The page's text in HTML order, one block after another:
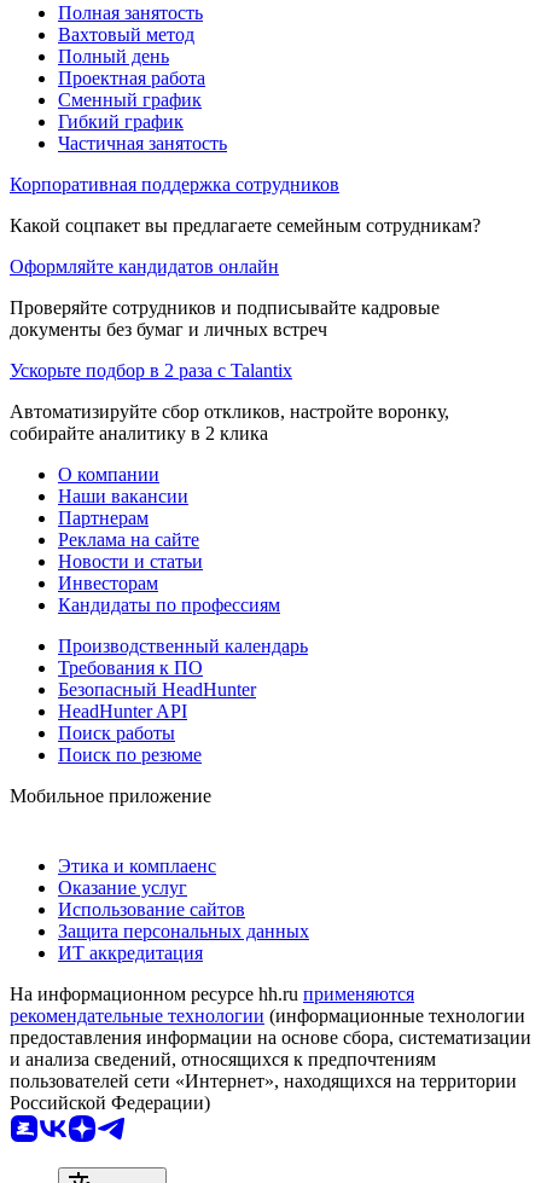
Полная занятость
Вахтовый метод
Полный день
Проектная работа
Сменный график
Гибкий график
Частичная занятость
Корпоративная поддержка сотрудников
Какой соцпакет вы предлагаете семейным сотрудникам?
Оформляйте кандидатов онлайн
Проверяйте сотрудников и подписывайте кадровые
документы без бумаг и личных встреч
Ускорьте подбор в 2 раза с Talantix
Автоматизируйте сбор откликов, настройте воронку,
собирайте аналитику в 2 клика
О компании
Наши вакансии
Партнерам
Реклама на сайте
Новости и статьи
Инвесторам
Кандидаты по профессиям
Производственный календарь
Требования к ПО
Безопасный HeadHunter
HeadHunter API
Поиск работы
Поиск по резюме
Мобильное приложение
Этика и комплаенс
Оказание услуг
Использование сайтов
Защита персональных данных
ИТ аккредитация
На информационном ресурсе hh.ru применяются
рекомендательные технологии (информационные технологии
предоставления информации на основе сбора, систематизации
и анализа сведений, относящихся к предпочтениям
пользователей сети «Интернет», находящихся на территории
Российской Федерации)